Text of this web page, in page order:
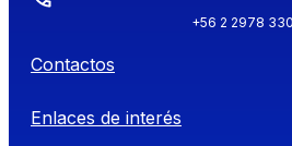
+56 2 2978
Contactos
Enlaces de interés